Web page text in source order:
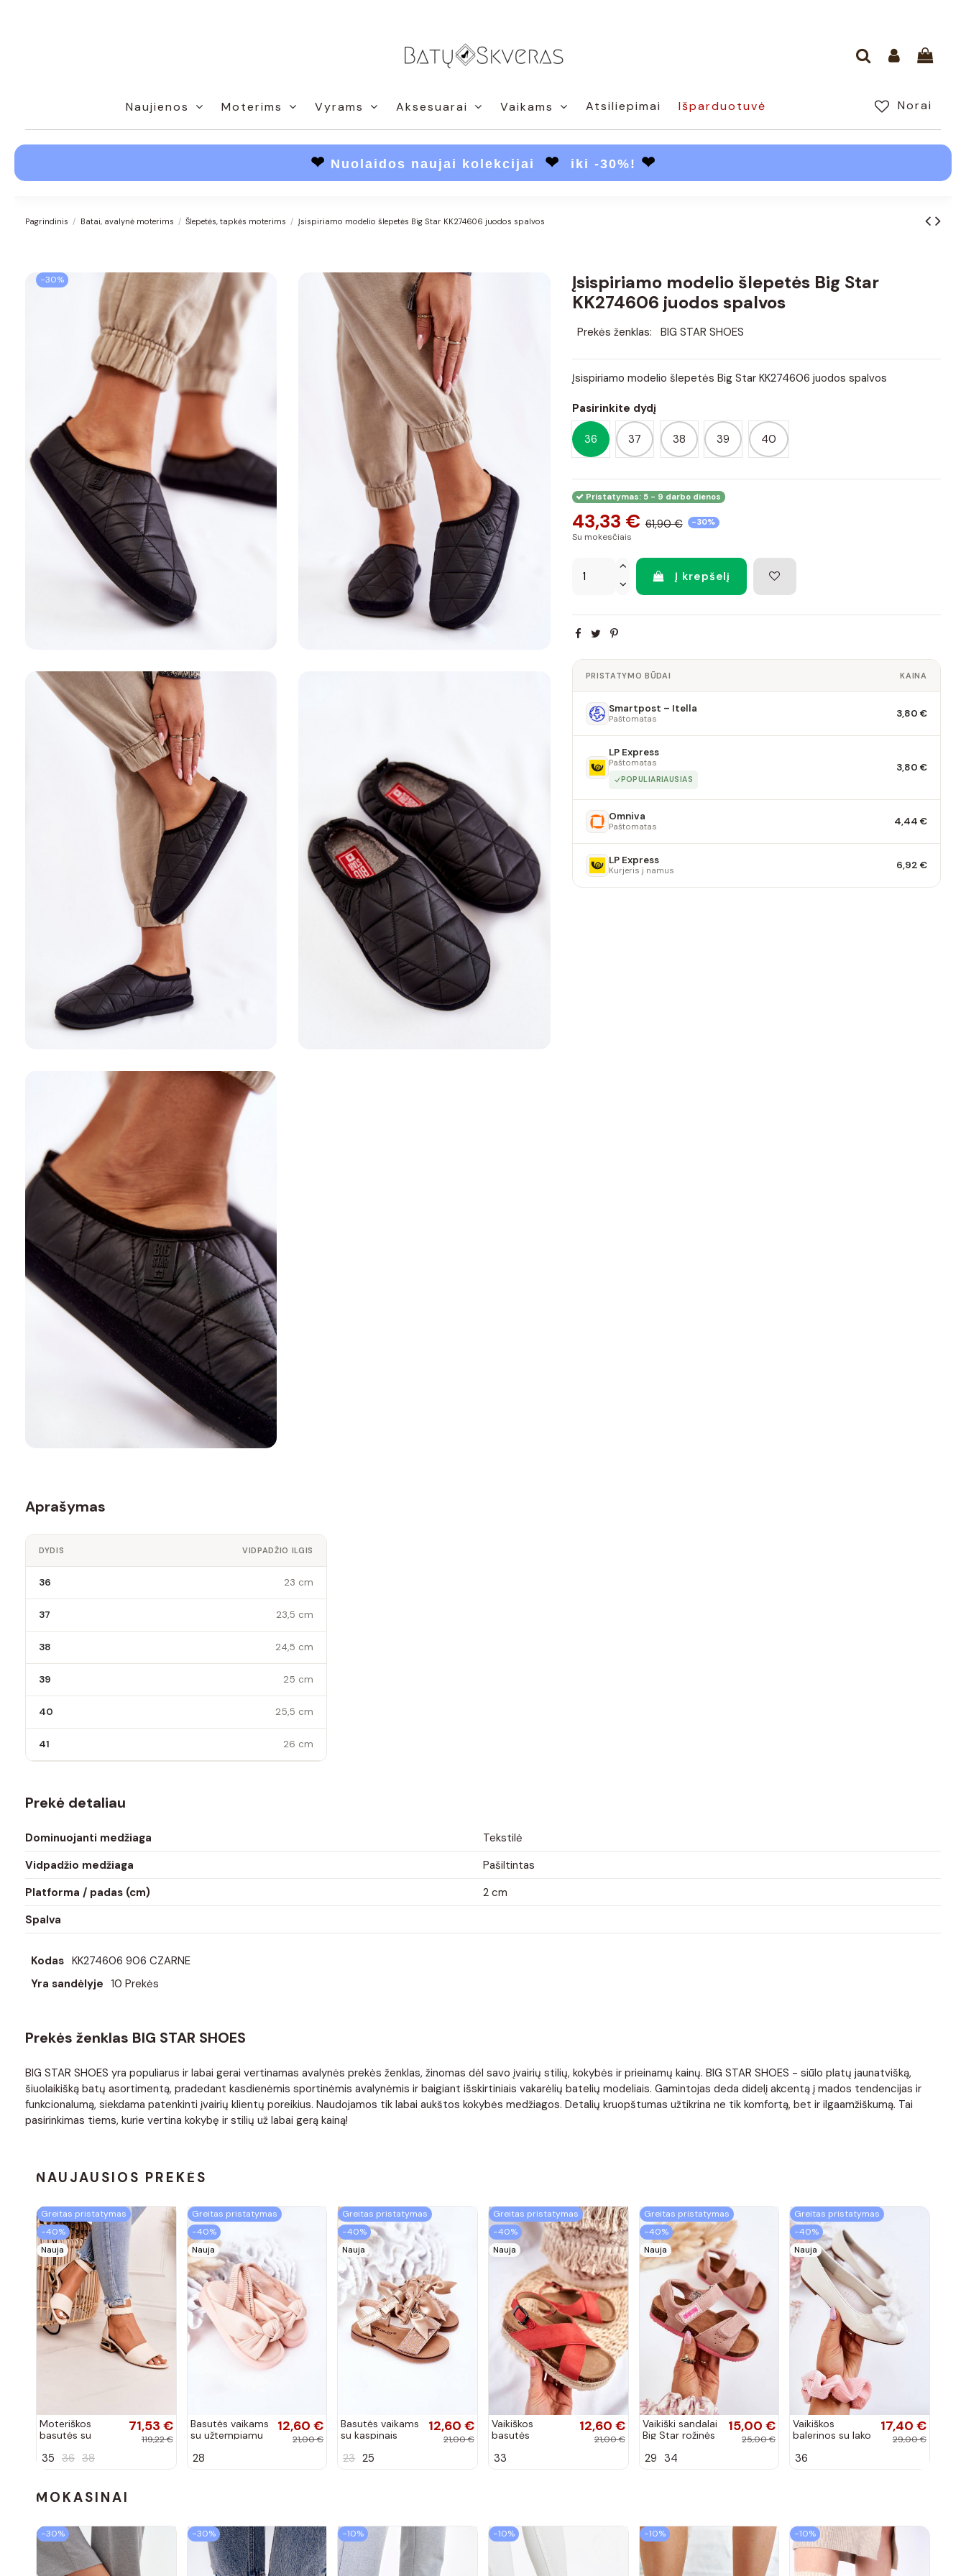
Naujienos Moterims Vyrams Aksesuarai Vaikams Atsiliepimai Norai
Išparduotuvė
❤ Nuolaidos naujai kolekcijai ❤ iki -30%! ❤
Pagrindinis Batai, avalynė moterims Šlepetės, tapkės moterims Įsispiriamo modelio šlepetės Big Star KK274606 juodos spalvos
−30%
Įsispiriamo modelio šlepetės Big Star
KK274606 juodos spalvos
Prekės ženklas: BIG STAR SHOES
Įsispiriamo modelio šlepetės Big Star KK274606 juodos spalvos
Pasirinkite dydį
36 37 38 39 40
Pristatymas: 5 - 9 darbo dienos
43,33 € 61,90 € -30%
Su mokesčiais
Į krepšelį
PRISTATYMO BŪDAI KAINA
Smartpost – Itella
Paštomatas 3,80 €
LP Express
Paštomatas
POPULIARIAUSIAS
3,80 €
Omniva
Paštomatas 4,44 €
LP Express
Kurjeris į namus 6,92 €
Aprašymas
DYDIS VIDPADŽIO ILGIS
36 23 cm
37 23,5 cm
38 24,5 cm
39 25 cm
40 25,5 cm
41 26 cm
Prekė detaliau
Dominuojanti medžiaga
Tekstilė
Vidpadžio medžiaga
Pašiltintas
Platforma / padas (cm)
2 cm
Spalva
Kodas KK274606 906 CZARNE
Yra sandėlyje 10 Prekės
Prekės ženklas BIG STAR SHOES
BIG STAR SHOES yra populiarus ir labai gerai vertinamas avalynės prekės ženklas, žinomas dėl savo įvairių stilių, kokybės ir prieinamų kainų. BIG STAR SHOES - siūlo platų jaunatvišką,
šiuolaikišką batų asortimentą, pradedant kasdienėmis sportinėmis avalynėmis ir baigiant išskirtiniais vakarėlių batelių modeliais. Gamintojas deda didelį akcentą į mados tendencijas ir
funkcionalumą, siekdama patenkinti įvairių klientų poreikius. Naudojamos tik labai aukštos kokybės medžiagos. Detalių kruopštumas užtikrina ne tik komfortą, bet ir ilgaamžiškumą. Tai
pasirinkimas tiems, kurie vertina kokybę ir stilių už labai gerą kainą!
NAUJAUSIOS PREKĖS
Greitas pristatymas
−40%
Nauja
Moteriškos
basutės su
kulniukais Laura
71,53 €
119,22 €
35 36 38
Greitas pristatymas
−40%
Nauja
Basutės vaikams
su užtempiamu
spalvos
12,60 €
21,00 €
28
Greitas pristatymas
−40%
Nauja
Basutės vaikams
su kaspinais
12,60 €
21,00 €
23 25
Greitas pristatymas
−40%
Nauja
Vaikiškos
basutės
12,60 €
21,00 €
33
Greitas pristatymas
−40%
Nauja
Vaikiški sandalai
Big Star rožinės
15,00 €
25,00 €
29 34
Greitas pristatymas
−40%
Nauja
Vaikiškos
balerinos su lako
kaspinais baltos
17,40 €
29,00 €
36
MOKASINAI
−30% −30% −10% −10% −10% −10%